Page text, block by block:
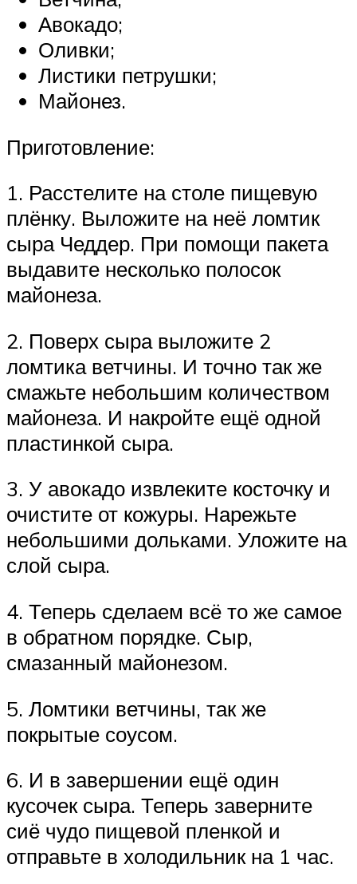
Авокадо;
Оливки;
Листики петрушки;
Майонез.
Приготовление:
1. Расстелите на столе пищевую
плёнку. Выложите на неё ломтик
сыра Чеддер. При помощи пакета
выдавите несколько полосок
майонеза.
2. Поверх сыра выложите 2
ломтика ветчины. И точно так же
смажьте небольшим количеством
майонеза. И накройте ещё одной
пластинкой сыра.
3. У авокадо извлеките косточку и
очистите от кожуры. Нарежьте
небольшими дольками. Уложите на
слой сыра.
4. Теперь сделаем всё то же самое
в обратном порядке. Сыр,
смазанный майонезом.
5. Ломтики ветчины, так же
покрытые соусом.
6. И в завершении ещё один
кусочек сыра. Теперь заверните
сиё чудо пищевой пленкой и
отправьте в холодильник на 1 час.